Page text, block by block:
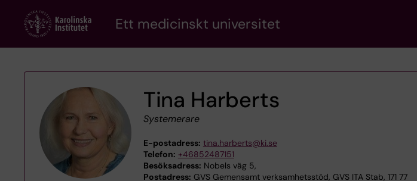
content
Ett medicinskt universitet
Tina Harberts
Systemerare
E-postadress: tina.harberts@ki.se
Telefon: +46852487151
Besöksadress: Nobels väg 5,
Postadress: GVS Gemensamt verksamhetsstöd, GVS ITA Stab, 171 77